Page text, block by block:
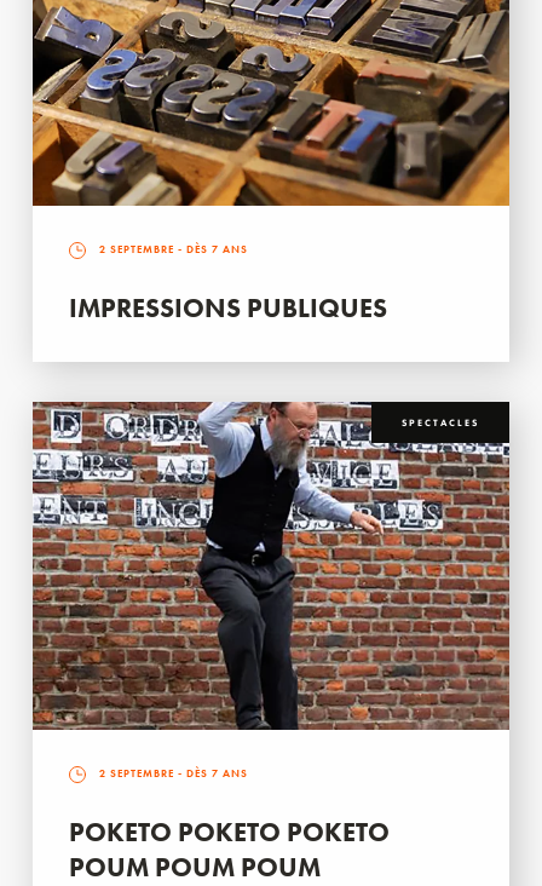
2 SEPTEMBRE - DÈS 7 ANS
IMPRESSIONS PUBLIQUES
SPECTACLES
2 SEPTEMBRE - DÈS 7 ANS
POKETO POKETO POKETO
POUM POUM POUM